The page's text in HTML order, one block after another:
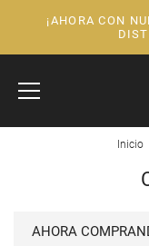
¡AHORA CON
Inicio
AHORA